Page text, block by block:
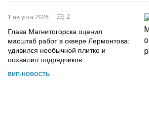
1 августа 2026 2
Глава Магнитогорска оценил
масштаб работ в сквере Лермонтова:
удивился необычной плитке и
похвалил подрядчиков
ВИП-НОВОСТЬ